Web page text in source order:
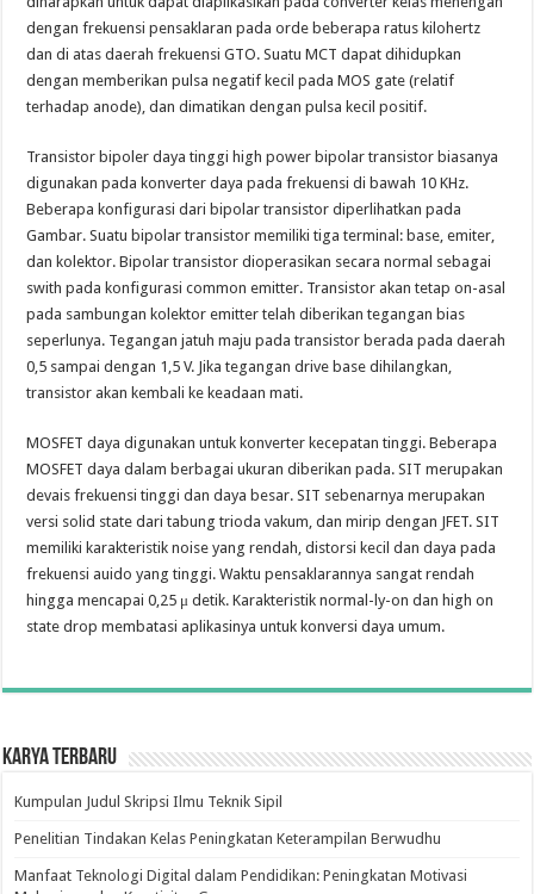
dengan frekuensi pensaklaran pada orde beberapa ratus kilohertz
dan di atas daerah frekuensi GTO. Suatu MCT dapat dihidupkan
dengan memberikan pulsa negatif kecil pada MOS gate (relatif
terhadap anode), dan dimatikan dengan pulsa kecil positif.
Transistor bipoler daya tinggi high power bipolar transistor biasanya
digunakan pada konverter daya pada frekuensi di bawah 10 KHz.
Beberapa konfigurasi dari bipolar transistor diperlihatkan pada
Gambar. Suatu bipolar transistor memiliki tiga terminal: base, emiter,
dan kolektor. Bipolar transistor dioperasikan secara normal sebagai
swith pada konfigurasi common emitter. Transistor akan tetap on-asal
pada sambungan kolektor emitter telah diberikan tegangan bias
seperlunya. Tegangan jatuh maju pada transistor berada pada daerah
0,5 sampai dengan 1,5 V. Jika tegangan drive base dihilangkan,
transistor akan kembali ke keadaan mati.
MOSFET daya digunakan untuk konverter kecepatan tinggi. Beberapa
MOSFET daya dalam berbagai ukuran diberikan pada. SIT merupakan
devais frekuensi tinggi dan daya besar. SIT sebenarnya merupakan
versi solid state dari tabung trioda vakum, dan mirip dengan JFET. SIT
memiliki karakteristik noise yang rendah, distorsi kecil dan daya pada
frekuensi auido yang tinggi. Waktu pensaklarannya sangat rendah
hingga mencapai 0,25 μ detik. Karakteristik normal-ly-on dan high on
state drop membatasi aplikasinya untuk konversi daya umum.
Karya Terbaru
Kumpulan Judul Skripsi Ilmu Teknik Sipil
Penelitian Tindakan Kelas Peningkatan Keterampilan Berwudhu
Manfaat Teknologi Digital dalam Pendidikan: Peningkatan Motivasi